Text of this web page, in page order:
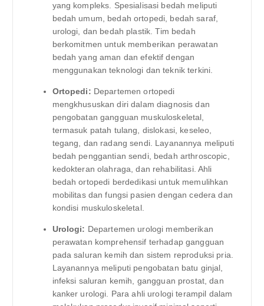
yang kompleks. Spesialisasi bedah meliputi
bedah umum, bedah ortopedi, bedah saraf,
urologi, dan bedah plastik. Tim bedah
berkomitmen untuk memberikan perawatan
bedah yang aman dan efektif dengan
menggunakan teknologi dan teknik terkini.
Ortopedi: Departemen ortopedi
mengkhususkan diri dalam diagnosis dan
pengobatan gangguan muskuloskeletal,
termasuk patah tulang, dislokasi, keseleo,
tegang, dan radang sendi. Layanannya meliputi
bedah penggantian sendi, bedah arthroscopic,
kedokteran olahraga, dan rehabilitasi. Ahli
bedah ortopedi berdedikasi untuk memulihkan
mobilitas dan fungsi pasien dengan cedera dan
kondisi muskuloskeletal.
Urologi: Departemen urologi memberikan
perawatan komprehensif terhadap gangguan
pada saluran kemih dan sistem reproduksi pria.
Layanannya meliputi pengobatan batu ginjal,
infeksi saluran kemih, gangguan prostat, dan
kanker urologi. Para ahli urologi terampil dalam